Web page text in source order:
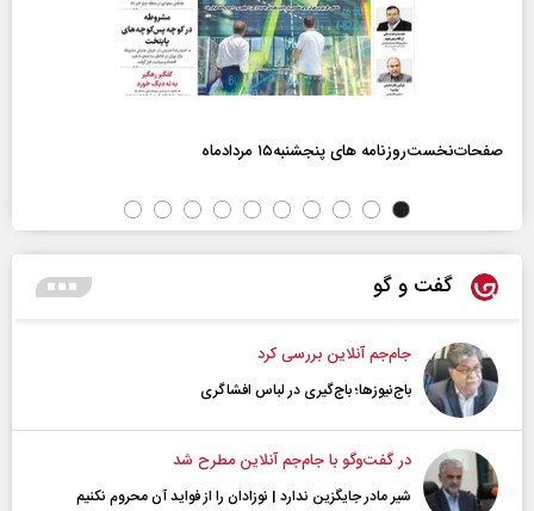
صفحات‌نخست‌روزنامه ها‌ی پنجشنبه‌۱۵ مردادماه
گفت و گو
جام‌جم آنلاین بررسی کرد
باج‌نیوزها؛ باج‌گیری در لباس افشاگری
در گفت‌و‌گو با جام‌جم آنلاین مطرح شد
شیر مادر جایگزین ندارد | نوزادان را از فواید آن محروم نکنیم